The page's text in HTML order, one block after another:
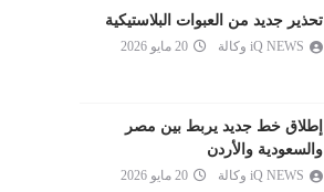
تحذير جديد من العبوات البلاستيكية
iQ NEWS وكالة 20 مايو 2026
إطلاق خط جديد يربط بين مصر
والسعودية والأردن
iQ NEWS وكالة 20 مايو 2026